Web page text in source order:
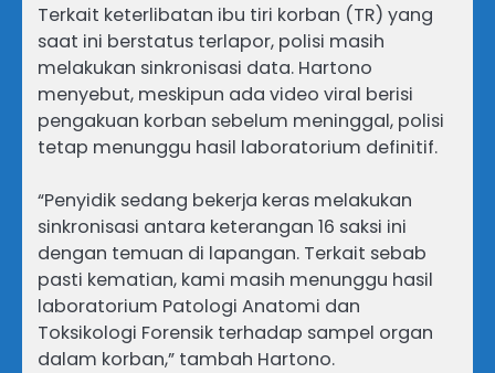
Terkait keterlibatan ibu tiri korban (TR) yang
saat ini berstatus terlapor, polisi masih
melakukan sinkronisasi data. Hartono
menyebut, meskipun ada video viral berisi
pengakuan korban sebelum meninggal, polisi
tetap menunggu hasil laboratorium definitif.
“Penyidik sedang bekerja keras melakukan
sinkronisasi antara keterangan 16 saksi ini
dengan temuan di lapangan. Terkait sebab
pasti kematian, kami masih menunggu hasil
laboratorium Patologi Anatomi dan
Toksikologi Forensik terhadap sampel organ
dalam korban,” tambah Hartono.